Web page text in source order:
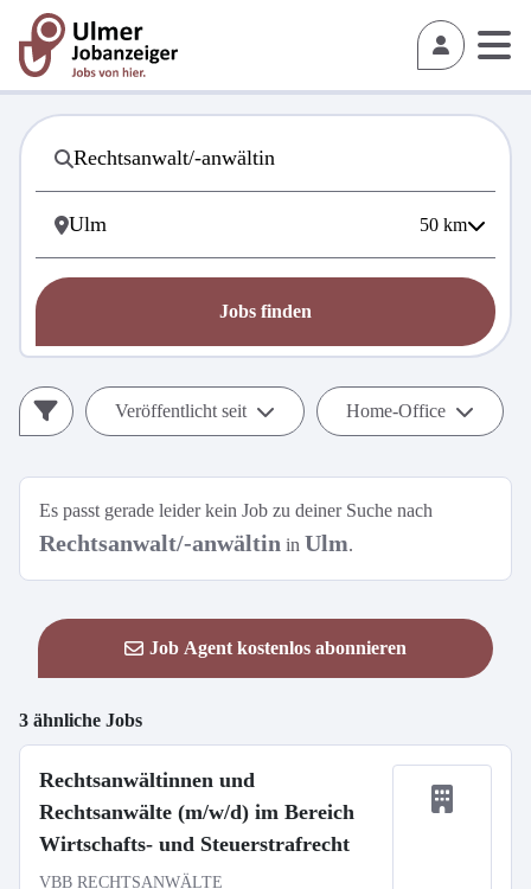
50 km
Jobs finden
Veröffentlicht seit Home-Office
Es passt gerade leider kein Job zu deiner Suche nach
Rechtsanwalt/-anwältin in Ulm.
Job Agent kostenlos abonnieren
3 ähnliche Jobs
Rechtsanwältinnen und
Rechtsanwälte (m/w/d) im Bereich
Wirtschafts- und Steuerstrafrecht
VBB RECHTSANWÄLTE